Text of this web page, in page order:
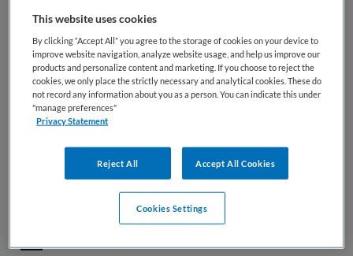
ANIOS bij
Persoonlijkheidsstoornissen GIT-PD
WO
This website uses cookies
By clicking “Accept All” you agree to the storage of cookies on your device to
improve website navigation, analyze website usage, and help us improve our
products and personalize content and marketing. If you choose to reject the
cookies, we only place the strictly necessary and analytical cookies. These do
not record any information about you as a person. You can indicate this under
"manage preferences"
Privacy Statement
Reject All Accept All Cookies
Cookies Settings